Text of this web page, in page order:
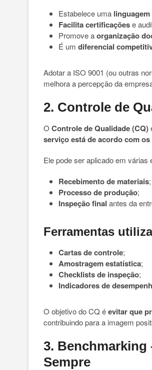
Estabelece uma
Facilita certificaçõese
Promove aorganização
É um diferencial
Adotar a ISO 9001 (ou outras
melhora a percepção da
2. Controle de
O Controle de Qualidade (CQ)
serviço está de acordo com
Ele pode ser aplicado em várias
Recebimento de materiais;
Processo de produção;
Inspeção final antes da
Ferramentas
Cartas de controle;
Amostragem estatística;
Checklists de inspeção;
Indicadores de
O objetivo do CQ éevitar que
contribuindo para a imagem
3. Benchmarking
Sempre